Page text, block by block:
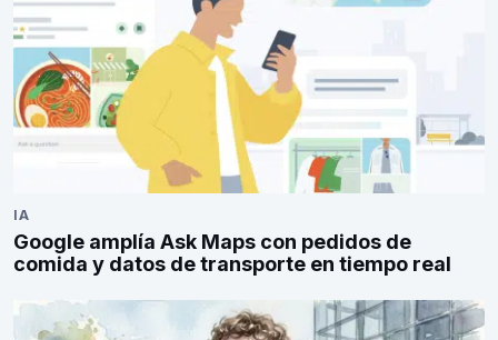
IA
Google amplía Ask Maps con pedidos de
comida y datos de transporte en tiempo real